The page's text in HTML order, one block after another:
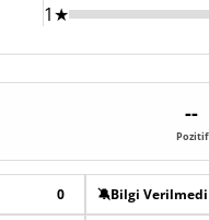
1★
--
Pozitif
0 🔕Bilgi Verilmedi